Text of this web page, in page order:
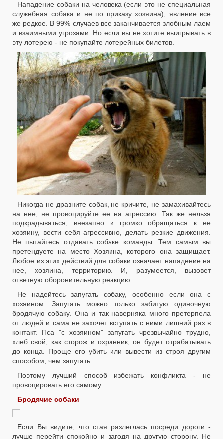
Нападение собаки на человека (если это не специальная
служебная собака и не по приказу хозяина), явление все
же редкое. В 99% случаев все заканчивается злобным лаем
и взаимными угрозами. Но если вы не хотите выигрывать в
эту лотерею - не покупайте лотерейных билетов.
Никогда не дразните собак, не кричите, не замахивайтесь
на нее, не провоцируйте ее на агрессию. Так же нельзя
подкрадываться, внезапно и громко обращаться к ее
хозяину, вести себя агрессивно, делать резкие движения.
Не пытайтесь отдавать собаке команды. Тем самым вы
претендуете на место Хозяина, которого она защищает.
Любое из этих действий для собаки означает нападение на
нее, хозяина, территорию. И, разумеется, вызовет
ответную оборонительную реакцию.
Не надейтесь запугать собаку, особенно если она с
хозяином. Запугать можно только забитую одиночную
бродячую собаку. Она и так наверняка много претерпела
от людей и сама не захочет вступать с ними лишний раз в
контакт. Пса "с хозяином" запугать чрезвычайно трудно,
хлеб свой, как сторож и охранник, он будет отрабатывать
до конца. Проще его убить или вывести из строя другим
способом, чем запугать.
Поэтому лучший способ избежать конфликта - не
провоцировать его самому.
Бродячие собаки
Если Вы видите, что стая разлеглась посреди дороги -
лучше перейти спокойно и загодя на другую сторону. Не